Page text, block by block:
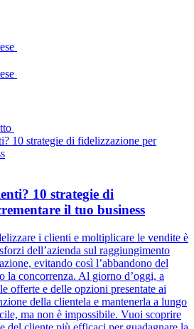
10 strategie di
il tuo business
i clienti e moltiplicare le vendite è
dell’azienda sul raggiungimento
evitando così l’abbandono del
la concorrenza. Al giorno d’oggi, a
offerte e delle opzioni presentate ai
della clientela e mantenerla a lungo
ma non è impossibile. Vuoi scoprire